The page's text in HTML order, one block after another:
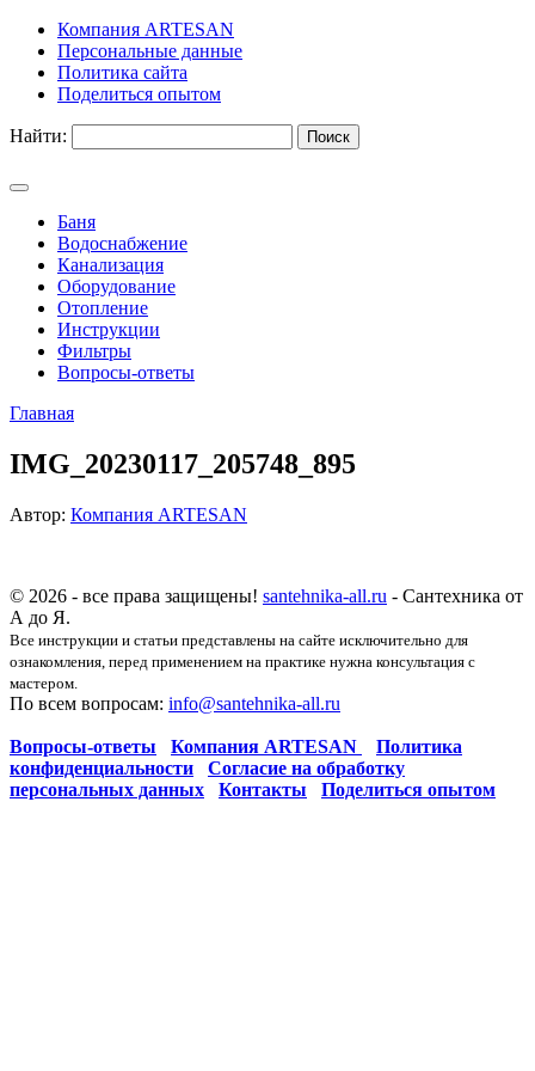
Компания ARTESAN
Персональные данные
Политика сайта
Поделиться опытом
Найти:
Баня
Водоснабжение
Канализация
Оборудование
Отопление
Инструкции
Фильтры
Вопросы-ответы
Главная
IMG_20230117_205748_895
Автор: Компания ARTESAN
© 2026 - все права защищены! santehnika-all.ru - Сантехника от
А до Я.
Все инструкции и статьи представлены на сайте исключительно для
ознакомления, перед применением на практике нужна консультация с
мастером.
По всем вопросам: info@santehnika-all.ru
Вопросы-ответы Компания ARTESAN
Политика
конфиденциальности
Согласие на обработку
персональных данных
Контакты Поделиться опытом